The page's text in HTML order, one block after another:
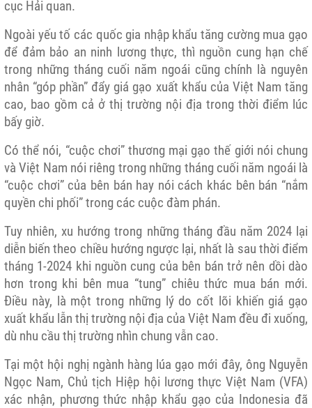
cục Hải quan.
Ngoài yếu tố các quốc gia nhập khẩu tăng cường mua gạo
để đảm bảo an ninh lương thực, thì nguồn cung hạn chế
trong những tháng cuối năm ngoái cũng chính là nguyên
nhân “góp phần” đẩy giá gạo xuất khẩu của Việt Nam tăng
cao, bao gồm cả ở thị trường nội địa trong thời điểm lúc
bấy giờ.
Có thể nói, “cuộc chơi” thương mại gạo thế giới nói chung
và Việt Nam nói riêng trong những tháng cuối năm ngoái là
“cuộc chơi” của bên bán hay nói cách khác bên bán “nắm
quyền chi phối” trong các cuộc đàm phán.
Tuy nhiên, xu hướng trong những tháng đầu năm 2024 lại
diễn biến theo chiều hướng ngược lại, nhất là sau thời điểm
tháng 1-2024 khi nguồn cung của bên bán trở nên dồi dào
hơn trong khi bên mua “tung” chiêu thức mua bán mới.
Điều này, là một trong những lý do cốt lõi khiến giá gạo
xuất khẩu lẫn thị trường nội địa của Việt Nam đều đi xuống,
dù nhu cầu thị trường nhìn chung vẫn cao.
Tại một hội nghị ngành hàng lúa gạo mới đây, ông Nguyễn
Ngọc Nam, Chủ tịch Hiệp hội lương thực Việt Nam (VFA)
xác nhận, phương thức nhập khẩu gạo của Indonesia đã